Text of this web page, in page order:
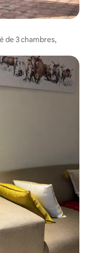
de 3 chambres,